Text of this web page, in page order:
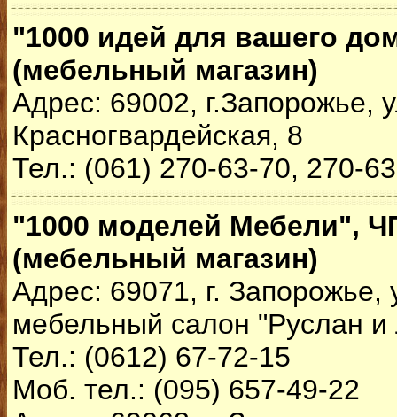
"1000 идей для вашего
(мебельный магазин)
Адрес: 69002, г.Запорожье,
Красногвардейская, 8
Тел.: (061) 270-63-70, 270-
"1000 моделей Мебели",
(мебельный магазин)
Адрес: 69071, г. Запорожье,
мебельный салон "Руслан
Тел.: (0612) 67-72-15
Моб. тел.: (095) 657-49-22